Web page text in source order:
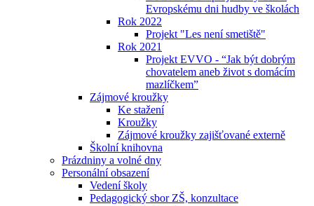
Evropskému dni hudby ve školách
Rok 2022
Projekt "Les není smetiště"
Rok 2021
Projekt EVVO - “Jak být dobrým
chovatelem aneb život s domácím
mazlíčkem”
Zájmové kroužky
Ke stažení
Kroužky
Zájmové kroužky zajišťované externě
Školní knihovna
Prázdniny a volné dny
Personální obsazení
Vedení školy
Pedagogický sbor ZŠ, konzultace